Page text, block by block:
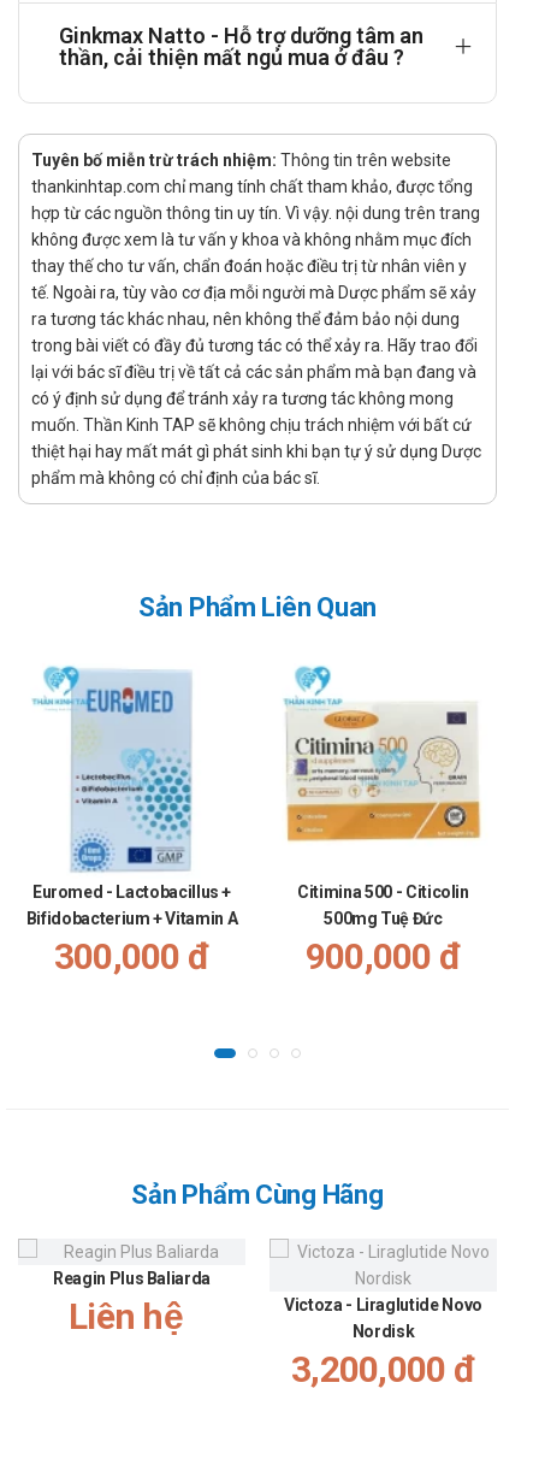
Cảnh báo khi sử dụng
Không dùng cho người mẫn cảm với bất kỳ thành phần nào
của sản phẩm.
Nhà sản xuất
Tên:
Xuất xứ: Việt Nam
Số đăng ký
7045/2021/ĐKSP
Nguồn: https://nghidinh15.vfa.gov.vn/
Ginkmax Natto - Hỗ trợ dưỡng tâm an
thần, cải thiện mất ngủ mua ở đâu ?
Tuyên bố miễn trừ trách nhiệm: Thông tin trên website
thankinhtap.com chỉ mang tính chất tham khảo, được tổng
hợp từ các nguồn thông tin uy tín. Vì vậy. nội dung trên trang
không được xem là tư vấn y khoa và không nhằm mục đích
thay thế cho tư vấn, chẩn đoán hoặc điều trị từ nhân viên y
tế. Ngoài ra, tùy vào cơ địa mỗi người mà Dược phẩm sẽ xảy
ra tương tác khác nhau, nên không thể đảm bảo nội dung
trong bài viết có đầy đủ tương tác có thể xảy ra. Hãy trao đổi
lại với bác sĩ điều trị về tất cả các sản phẩm mà bạn đang và
có ý định sử dụng để tránh xảy ra tương tác không mong
muốn. Thần Kinh TAP sẽ không chịu trách nhiệm với bất cứ
thiệt hại hay mất mát gì phát sinh khi bạn tự ý sử dụng Dược
phẩm mà không có chỉ định của bác sĩ.
Sản Phẩm Liên Quan
Euromed - Lactobacillus +
Bifidobacterium + Vitamin A
300,000 đ
Citimina 500 - Citicolin
500mg Tuệ Đức
900,000 đ
Sản Phẩm Cùng Hãng
Reagin Plus Baliarda
Liên hệ
Victoza - Liraglutide Novo
Nordisk
3,200,000 đ